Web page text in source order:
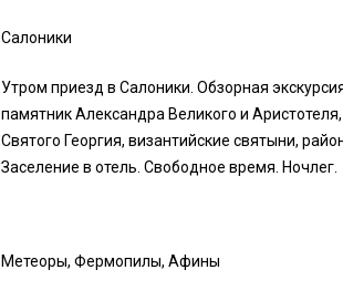
Салоники
Утром приезд в Салоники. Обзорная
памятник Александра Великого и
Святого Георгия, византийские святыни,
Заселение в отель. Свободное время. Ночлег.
Метеоры, Фермопилы, Афины